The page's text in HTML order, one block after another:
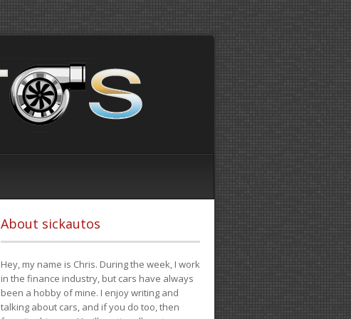
About sickautos
Hey, my name is Chris. During the week, I work
in the finance industry, but cars have always
been a hobby of mine. I enjoy writing and
talking about cars, and if you do too, then